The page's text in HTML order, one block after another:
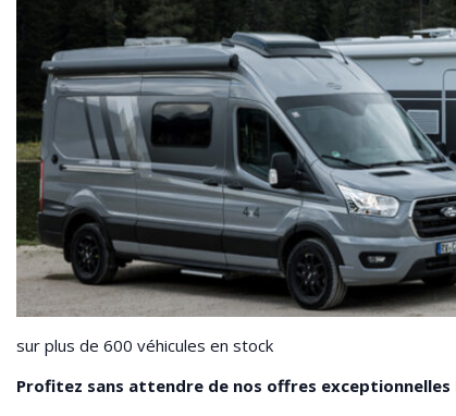
sur plus de 600 véhicules en stock
Profitez sans attendre de nos offres exceptionnelles